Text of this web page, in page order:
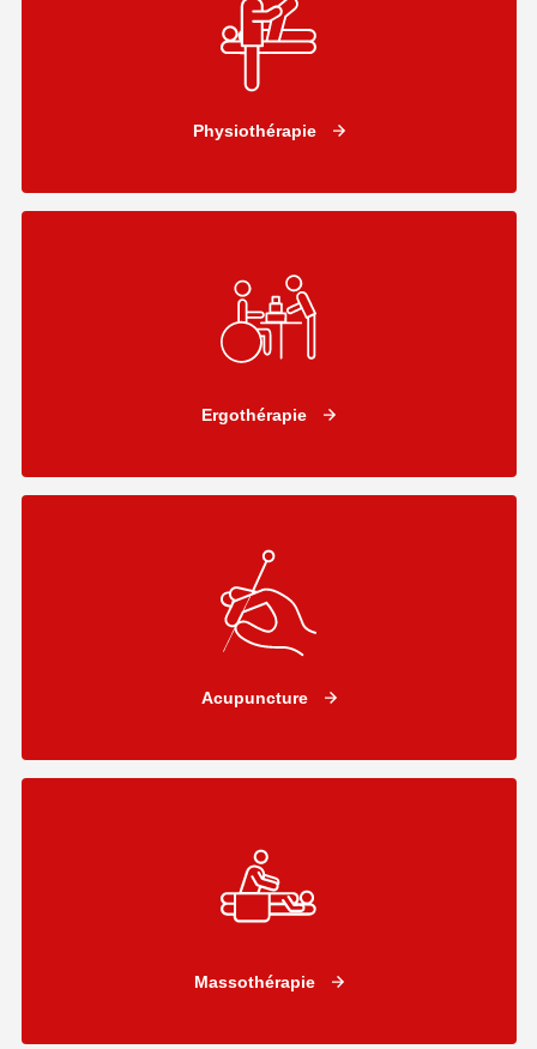
Physiothérapie
Ergothérapie
Acupuncture
Massothérapie